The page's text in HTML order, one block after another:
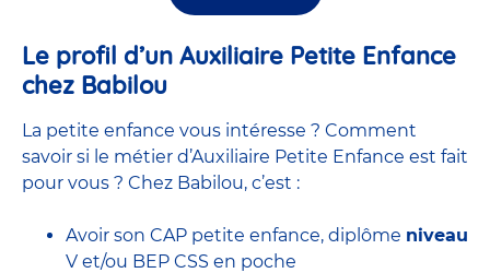
Le profil d’un Auxiliaire Petite Enfance
chez Babilou
La petite enfance vous intéresse ? Comment
savoir si le métier d’Auxiliaire Petite Enfance est fait
pour vous ? Chez Babilou, c’est :
Avoir son CAP petite enfance, diplôme niveau
V et/ou BEP CSS en poche